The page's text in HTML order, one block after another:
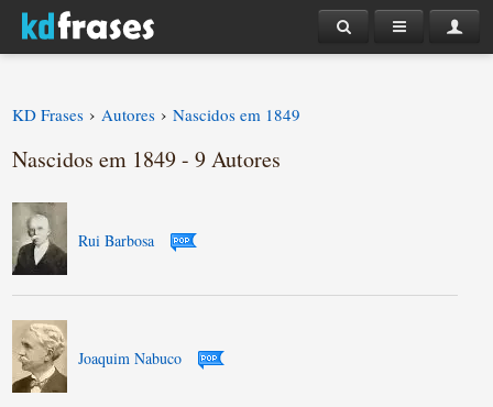
KD Frases › Autores › Nascidos em 1849
Nascidos em 1849 - 9 Autores
Rui Barbosa
Joaquim Nabuco